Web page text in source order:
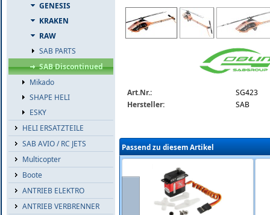
GENESIS
KRAKEN
RAW
SAB PARTS
SAB Discontinued
Mikado
SHAPE HELI
ESKY
HELI ERSATZTEILE
SAB AVIO / RC JETS
Multicopter
Boote
ANTRIEB ELEKTRO
ANTRIEB VERBRENNER
sg423-sab-goblin-raw-420-orange-
Art.Nr.:
SG423
Hersteller:
SAB
Passend zu diesem Artikel